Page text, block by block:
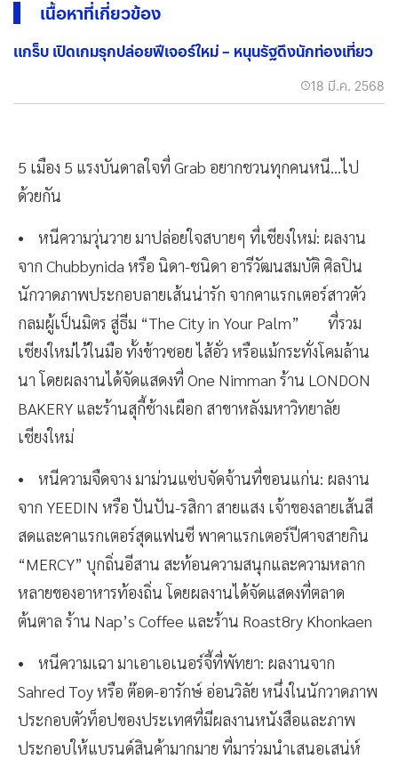
เนื้อหาที่เกี่ยวข้อง
แกร็บ เปิดเกมรุกปล่อยฟีเจอร์ใหม่ – หนุนรัฐดึงนักท่องเที่ยว
18 มี.ค. 2568
5 เมือง 5 แรงบันดาลใจที่ Grab อยากชวนทุกคนหนี…ไป
ด้วยกัน
• หนีความวุ่นวาย มาปล่อยใจสบายๆ ที่เชียงใหม่: ผลงาน
จาก Chubbynida หรือ นิดา-ชนิดา อารีวัฒนสมบัติ ศิลปิน
นักวาดภาพประกอบลายเส้นน่ารัก จากคาแรกเตอร์สาวตัว
กลมผู้เป็นมิตร สู่ธีม “The City in Your Palm” ที่รวม
เชียงใหม่ไว้ในมือ ทั้งข้าวซอย ไส้อั่ว หรือแม้กระทั่งโคมล้าน
นา โดยผลงานได้จัดแสดงที่ One Nimman ร้าน LONDON
BAKERY และร้านสุกี้ช้างเผือก สาขาหลังมหาวิทยาลัย
เชียงใหม่
• หนีความจืดจาง มาม่วนแซ่บจัดจ้านที่ขอนแก่น: ผลงาน
จาก YEEDIN หรือ ปันปัน-รสิกา สายแสง เจ้าของลายเส้นสี
สดและคาแรกเตอร์สุดแฟนซี พาคาแรกเตอร์ปีศาจสายกิน
“MERCY” บุกถิ่นอีสาน สะท้อนความสนุกและความหลาก
หลายของอาหารท้องถิ่น โดยผลงานได้จัดแสดงที่ตลาด
ต้นตาล ร้าน Nap’s Coffee และร้าน Roast8ry Khonkaen
• หนีความเฉา มาเอาเอเนอร์จี้ที่พัทยา: ผลงานจาก
Sahred Toy หรือ ต๊อด-อารักษ์ อ่อนวิลัย หนึ่งในนักวาดภาพ
ประกอบตัวท็อปของประเทศที่มีผลงานหนังสือและภาพ
ประกอบให้แบรนด์สินค้ามากมาย ที่มาร่วมนำเสนอเสน่ห์